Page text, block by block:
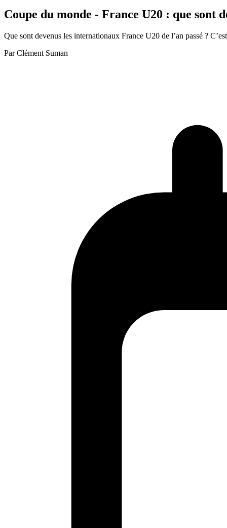
Coupe du monde - France U20 : que sont
Que sont devenus les internationaux France U20 de l’an passé ?
Par Clément Suman